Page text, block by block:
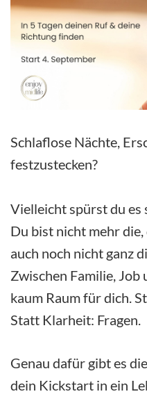
Schlaflose Nächte,
festzustecken?
Vielleicht spürst du es
Du bist nicht mehr
auch noch nicht ganz
Zwischen Familie,
kaum Raum für dich.
Statt Klarheit: Fragen.
Genau dafür gibt es
dein Kickstart in ein